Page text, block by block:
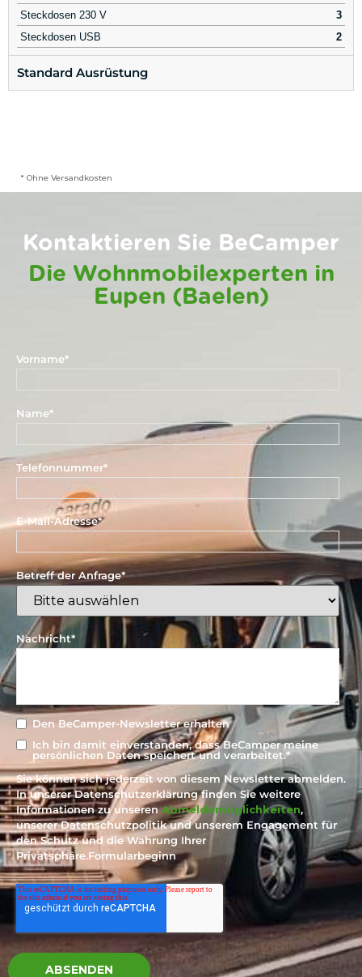
Steckdosen 230 V
3
Steckdosen USB
2
Standard Ausrüstung
* Ohne Versandkosten
Kontaktieren Sie BeCamper
Die Wohnmobilexperten in
Eupen (Baelen)
Vorname*
Name*
Telefonnummer*
E-Mail-Adresse*
Betreff der Anfrage*
Nachricht*
Den BeCamper-Newsletter erhalten
Ich bin damit einverstanden, dass BeCamper meine
persönlichen Daten speichert und verarbeitet.*
Sie können sich jederzeit von diesem Newsletter abmelden.
In unserer Datenschutzerklärung finden Sie weitere
Informationen zu unserenAbmeldemöglichkeiten,
unserer Datenschutzpolitik und unserem Engagement für
den Schutz und die Wahrung Ihrer
Privatsphäre.Formularbeginn